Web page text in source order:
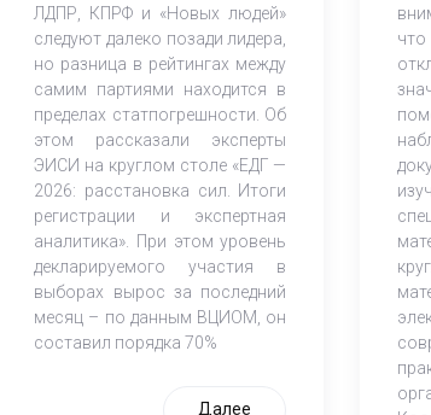
ЛДПР, КПРФ и «Новых людей»
следуют далеко позади лидера,
но разница в рейтингах между
самим партиями находится в
пределах статпогрешности. Об
этом рассказали эксперты
ЭИСИ на круглом столе «ЕДГ —
2026: расстановка сил. Итоги
регистрации и экспертная
аналитика». При этом уровень
декларируемого участия в
выборах вырос за последний
месяц – по данным ВЦИОМ, он
составил порядка 70%
Далее